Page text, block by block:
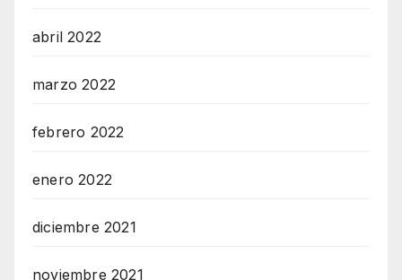
abril 2022
marzo 2022
febrero 2022
enero 2022
diciembre 2021
noviembre 2021